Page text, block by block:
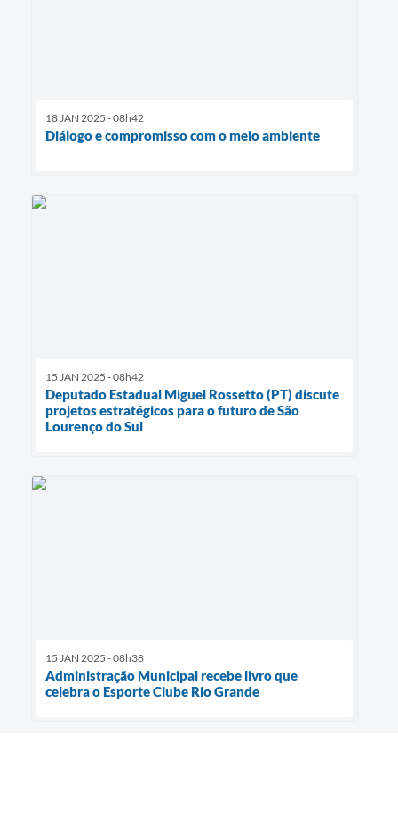
18 JAN 2025 - 08h42
Diálogo e compromisso com o meio ambiente
15 JAN 2025 - 08h42
Deputado Estadual Miguel Rossetto (PT) discute
projetos estratégicos para o futuro de São
Lourenço do Sul
15 JAN 2025 - 08h38
Administração Municipal recebe livro que
celebra o Esporte Clube Rio Grande